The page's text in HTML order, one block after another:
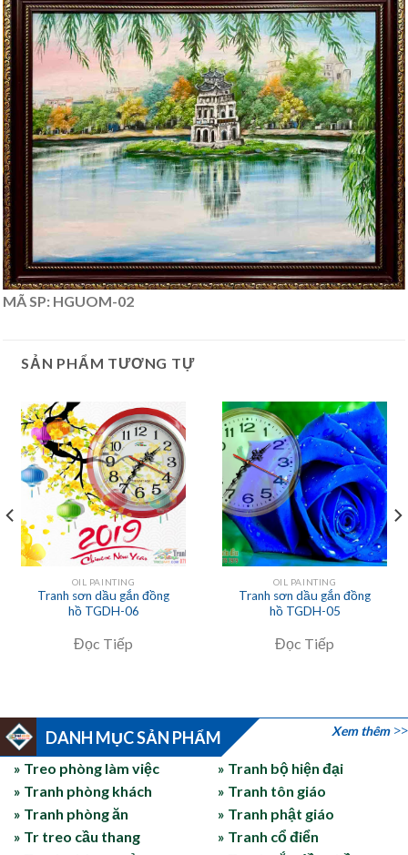
MÃ SP: HGUOM-02
SẢN PHẨM TƯƠNG TỰ
OIL PAINTING
Tranh sơn dầu gắn đồng
hồ TGDH-06
Đọc Tiếp
OIL PAINTING
Tranh sơn dầu gắn đồng
hồ TGDH-05
Đọc Tiếp
DANH MỤC SẢN PHẨM Xem thêm
» Treo phòng làm việc
» Tranh phòng khách
» Tranh phòng ăn
» Tr treo cầu thang
» Tranh bộ hiện đại
» Tranh tôn giáo
» Tranh phật giáo
» Tranh cổ điển